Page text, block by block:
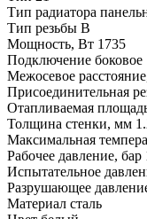
Тип радиатора
Тип резьбы В
Мощность, Вт 1735
Подключение боковое
Межосевое
Присоединительная
Отапливаемая
Толщина стенки, мм
Максимальная
Рабочее давление, бар
Испытательное
Разрушающее
Материал сталь